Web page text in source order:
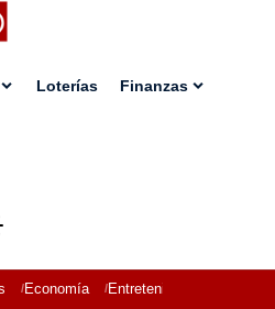
Loterías Finanzas
Economía Entretenimiento